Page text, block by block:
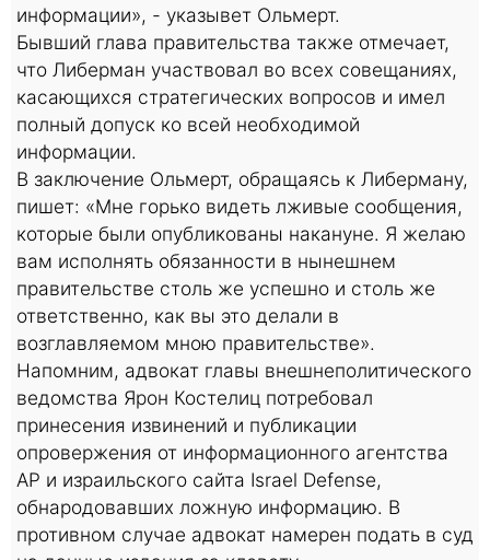
информации», - указывет Ольмерт.
Бывший глава правительства также отмечает,
что Либерман участвовал во всех совещаниях,
касающихся стратегических вопросов и имел
полный допуск ко всей необходимой
информации.
В заключение Ольмерт, обращаясь к Либерману,
пишет: «Мне горько видеть лживые сообщения,
которые были опубликованы накануне. Я желаю
вам исполнять обязанности в нынешнем
правительстве столь же успешно и столь же
ответственно, как вы это делали в
возглавляемом мною правительстве».
Напомним, адвокат главы внешнеполитического
ведомства Ярон Костелиц потребовал
принесения извинений и публикации
опровержения от информационного агентства
АР и израильского сайта Israel Defense,
обнародовавших ложную информацию. В
противном случае адвокат намерен подать в суд